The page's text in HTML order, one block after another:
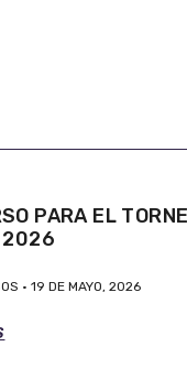
PARA EL
2026
19 DE MAYO, 2026